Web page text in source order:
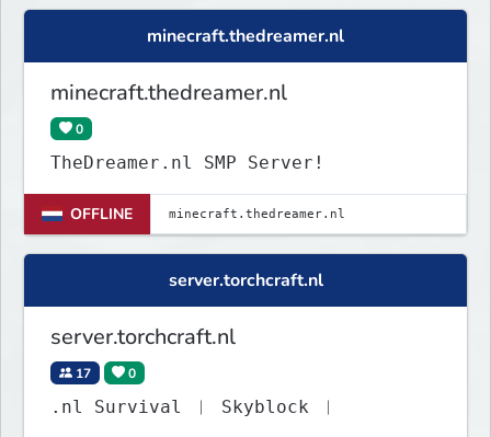
minecraft.thedreamer.nl
minecraft.thedreamer.nl
0
TheDreamer.nl SMP Server!
OFFLINE
server.torchcraft.nl
server.torchcraft.nl
17 0
.nl Survival ︱ Skyblock ︱